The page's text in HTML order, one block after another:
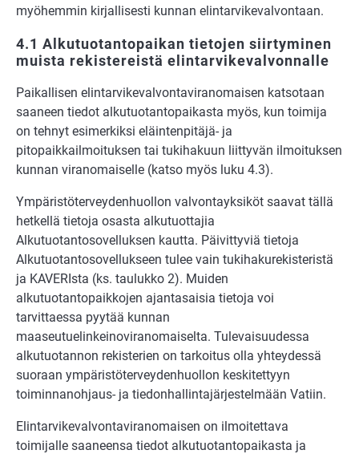
myöhemmin kirjallisesti kunnan elintarvikevalvontaan.
4.1 Alkutuotantopaikan tietojen siirtyminen
muista rekistereistä elintarvikevalvonnalle
Paikallisen elintarvikevalvontaviranomaisen katsotaan
saaneen tiedot alkutuotantopaikasta myös, kun toimija
on tehnyt esimerkiksi eläintenpitäjä- ja
pitopaikkailmoituksen tai tukihakuun liittyvän ilmoituksen
kunnan viranomaiselle (katso myös luku 4.3).
Ympäristöterveydenhuollon valvontayksiköt saavat tällä
hetkellä tietoja osasta alkutuottajia
Alkutuotantosovelluksen kautta. Päivittyviä tietoja
Alkutuotantosovellukseen tulee vain tukihakurekisteristä
ja KAVERIsta (ks. taulukko 2). Muiden
alkutuotantopaikkojen ajantasaisia tietoja voi
tarvittaessa pyytää kunnan
maaseutuelinkeinoviranomaiselta. Tulevaisuudessa
alkutuotannon rekisterien on tarkoitus olla yhteydessä
suoraan ympäristöterveydenhuollon keskitettyyn
toiminnanohjaus- ja tiedonhallintajärjestelmään Vatiin.
Elintarvikevalvontaviranomaisen on ilmoitettava
toimijalle saaneensa tiedot alkutuotantopaikasta ja